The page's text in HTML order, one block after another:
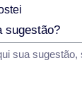
sugestão?